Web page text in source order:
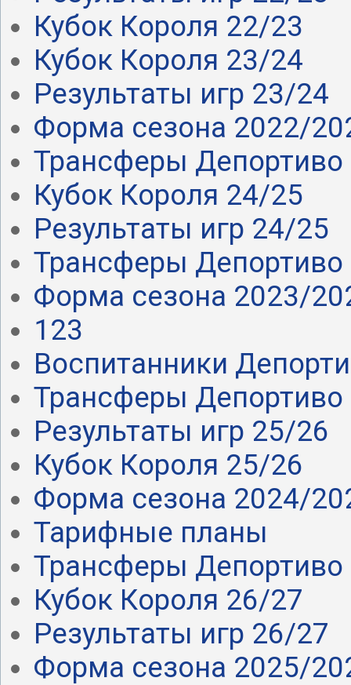
Кубок Короля 22/23
Кубок Короля 23/24
Результаты игр 23/24
Форма сезона 2022/
Трансферы
Кубок Короля 24/25
Результаты игр 24/25
Трансферы
Форма сезона 2023/
123
Воспитанники
Трансферы
Результаты игр 25/26
Кубок Короля 25/26
Форма сезона 2024/
Тарифные планы
Трансферы
Кубок Короля 26/27
Результаты игр 26/27
Форма сезона 2025/